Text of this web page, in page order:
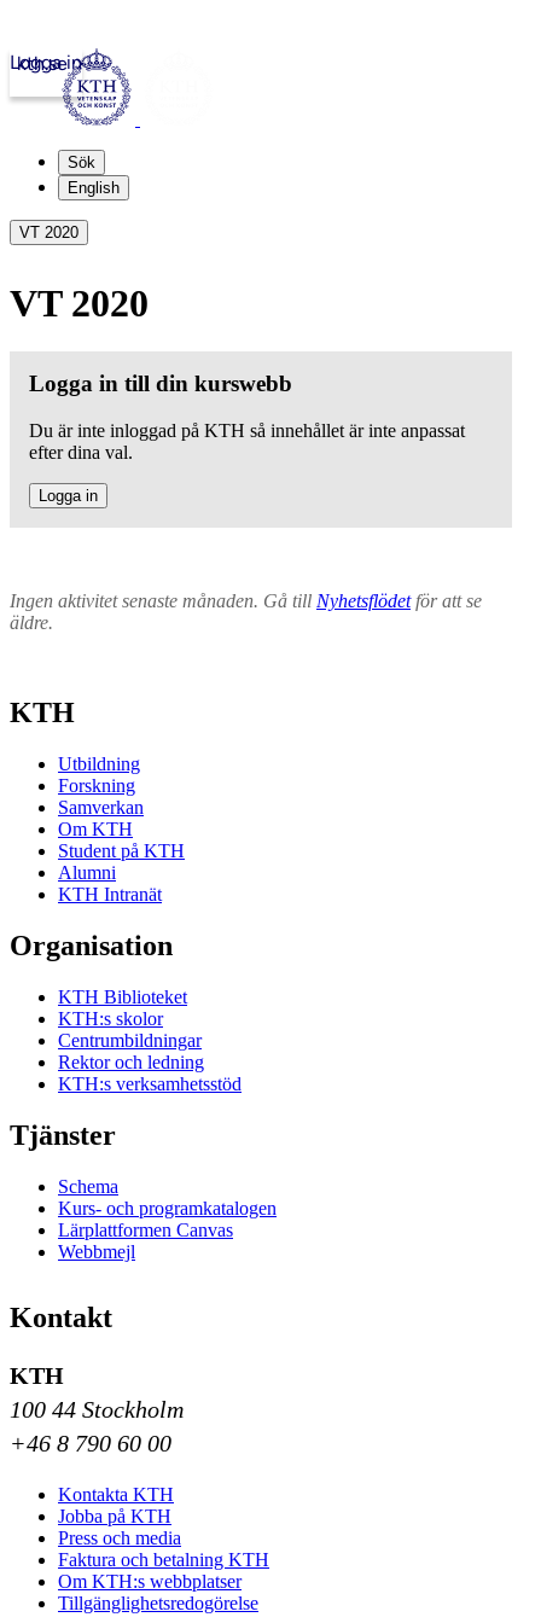
kth.se
Logga in
Sök
English
VT 2020
VT 2020
Logga in till din kurswebb
Du är inte inloggad på KTH så innehållet är inte anpassat
efter dina val.
Logga in
Ingen aktivitet senaste månaden. Gå till Nyhetsflödetför att se
äldre.
KTH
Utbildning
Forskning
Samverkan
Om KTH
Student på KTH
Alumni
KTH Intranät
Organisation
KTH Biblioteket
KTH:s skolor
Centrumbildningar
Rektor och ledning
KTH:s verksamhetsstöd
Tjänster
Schema
Kurs- och programkatalogen
Lärplattformen Canvas
Webbmejl
Kontakt
KTH
100 44 Stockholm
+46 8 790 60 00
Kontakta KTH
Jobba på KTH
Press och media
Faktura och betalning KTH
Om KTH:s webbplatser
Tillgänglighetsredogörelse